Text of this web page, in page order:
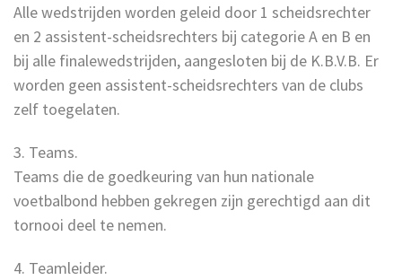
Alle wedstrijden worden geleid door 1 scheidsrechter
en 2 assistent-scheidsrechters bij categorie A en B en
bij alle finalewedstrijden, aangesloten bij de K.B.V.B. Er
worden geen assistent-scheidsrechters van de clubs
zelf toegelaten.
3. Teams.
Teams die de goedkeuring van hun nationale
voetbalbond hebben gekregen zijn gerechtigd aan dit
tornooi deel te nemen.
4. Teamleider.